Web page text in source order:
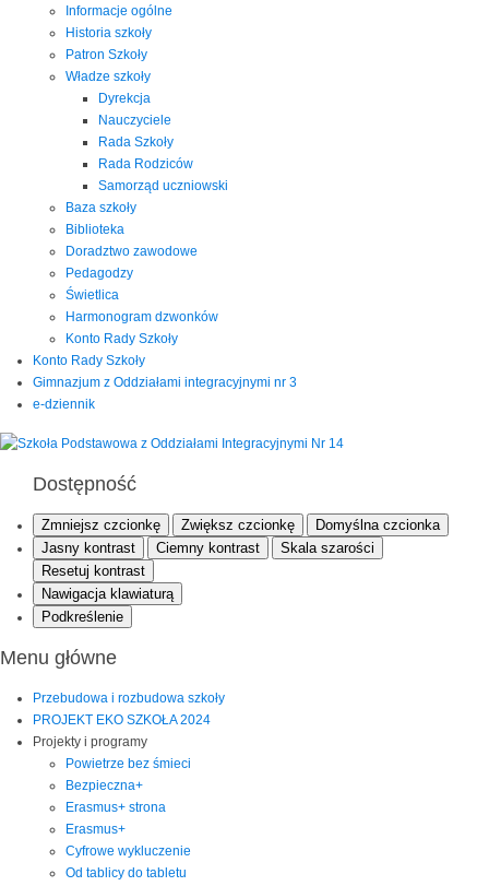
Informacje ogólne
Historia szkoły
Patron Szkoły
Władze szkoły
Dyrekcja
Nauczyciele
Rada Szkoły
Rada Rodziców
Samorząd uczniowski
Baza szkoły
Biblioteka
Doradztwo zawodowe
Pedagodzy
Świetlica
Harmonogram dzwonków
Konto Rady Szkoły
Konto Rady Szkoły
Gimnazjum z Oddziałami integracyjnymi nr 3
e-dziennik
Dostępność
Zmniejsz czcionkę Zwiększ czcionkę
Domyślna czcionka
Jasny kontrast
Ciemny kontrast
Skala szarości
Resetuj kontrast
Nawigacja klawiaturą
Podkreślenie
Menu główne
Przebudowa i rozbudowa szkoły
PROJEKT EKO SZKOŁA 2024
Projekty i programy
Powietrze bez śmieci
Bezpieczna+
Erasmus+ strona
Erasmus+
Cyfrowe wykluczenie
Od tablicy do tabletu